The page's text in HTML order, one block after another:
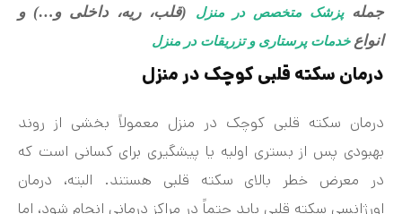
جملهپزشک متخصص در منزل
(قلب، ریه، داخلی و…) و
انواعخدمات پرستاری و تزریقات در منزل
درمان سکته قلبی کوچک در منزل
درمان سکته قلبی کوچک در منزل معمولاً بخشی از روند
بهبودی پس از بستری اولیه یا پیشگیری برای کسانی است که
در معرض خطر بالای سکته قلبی هستند. البته، درمان
اورژانسی سکته قلبی باید حتماً در مراکز درمانی انجام شود، اما